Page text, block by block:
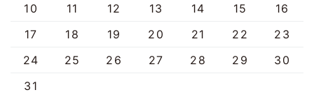
10
11 12 13 14 15
16
17
18 19 20 21 22
23
24
25 26 27 28 29
30
31